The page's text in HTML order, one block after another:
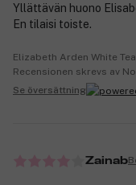
Yllättävän huono
En tilaisi toiste.
Elizabeth Arden White
Recensionen skrevs av
Se översättning
Zainab